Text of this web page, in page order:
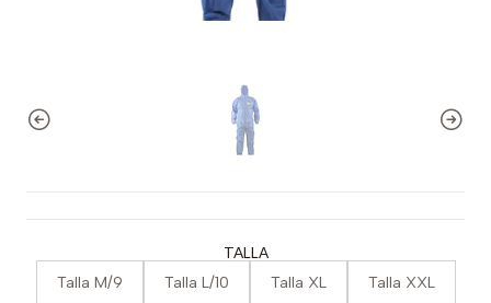
TALLA
Talla M/9 Talla L/10 Talla XL Talla XXL